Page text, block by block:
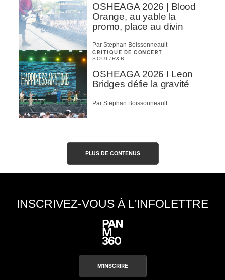
OSHEAGA 2026 | Blood
Orange, au yable la
promo, place au divin
Par Stephan Boissonneault
CRITIQUE DE CONCERT
SOUL/R&B
OSHEAGA 2026 I Leon
Bridges défie la gravité
Par Stephan Boissonneault
PLUS DE CONTENUS
INSCRIVEZ-VOUS À L'INFOLETTRE
M'INSCRIRE